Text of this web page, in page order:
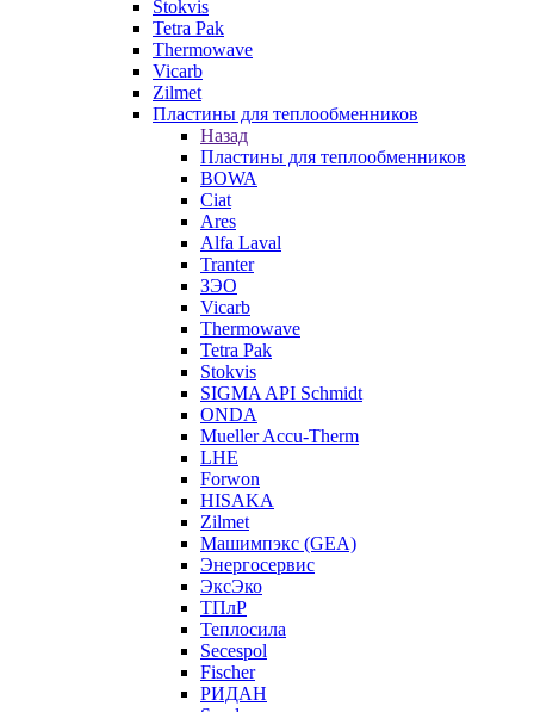
Stokvis
Tetra Pak
Thermowave
Vicarb
Zilmet
Пластины для теплообменников
Назад
Пластины для теплообменников
BOWA
Ciat
Ares
Alfa Laval
Tranter
ЗЭО
Vicarb
Thermowave
Tetra Pak
Stokvis
SIGMA API Schmidt
ONDA
Mueller Accu-Therm
LHE
Forwon
HISAKA
Zilmet
Машимпэкс (GEA)
Энергосервис
ЭксЭко
ТПлР
Теплосила
Secespol
Fischer
РИДАН